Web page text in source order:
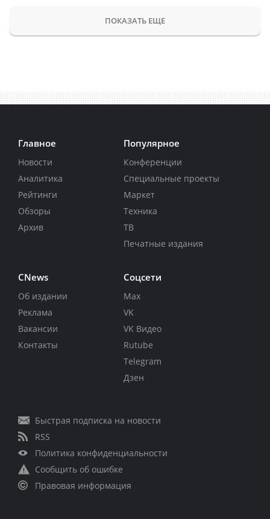
ПОКАЗАТЬ ЕЩЕ
Главное
Новости
Аналитика
Рейтинги
Обзоры
Архив
Популярное
Конференции
Специальные проекты
Маркет
Техника
ТВ
Печатные издания
CNews
Об издании
Реклама
Вакансии
Контакты
Соцсети
Max
VK
VK Видео
Rutube
Telegram
Дзен
Быстрая подписка на новости
RSS
Политика конфиденциальности
Сообщить об ошибке
Правовая информация